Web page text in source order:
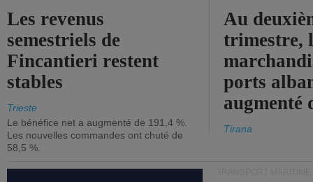
Les revenus
semestriels de
Fincantieri restent
stables
Trieste
Le bénéfice net a augmenté de 191,4 %.
Les nouvelles commandes ont chuté de
58,5 %.
Au
trimestre,
ports
augmenté
Tirana